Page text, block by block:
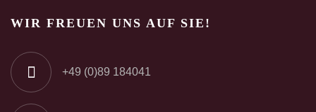
WIR FREUEN UNS AUF SIE!
+49 (0)89 184041